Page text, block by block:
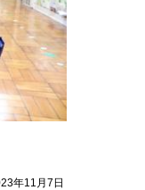
年11月7日